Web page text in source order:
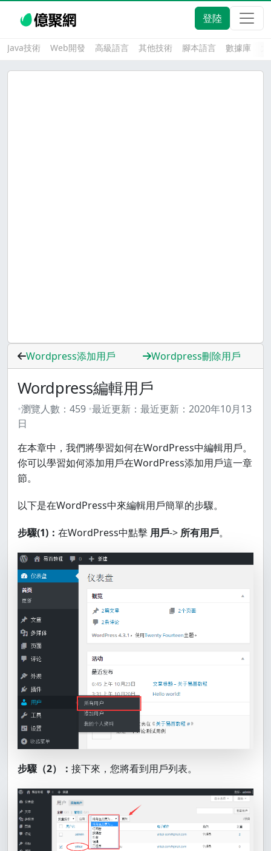
登陸
Java技術 Web開發 高級語言 其他技術 腳本語言 數據庫
Wordpress添加用戶 Wordpress刪除用戶
Wordpress編輯用戶
瀏覽人數： 459 最近更新： 最近更新： 2020年10月13
日
在本章中，我們將學習如何在WordPress中編輯用戶。
你可以學習如何添加用戶在WordPress添加用戶這一章
節。
以下是在WordPress中來編輯用戶簡單的步驟。
步驟(1)： 在WordPress中點擊 用戶-> 所有用戶。
步驟（2）： 接下來，您將看到用戶列表。